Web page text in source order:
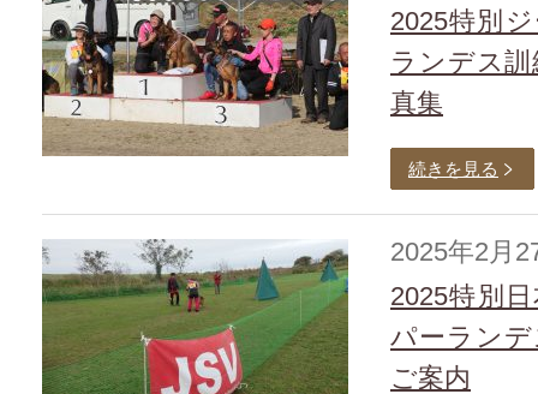
2025特別
ランデス
真集
続きを見る
2025年2月
2025特別
パーラン
ご案内